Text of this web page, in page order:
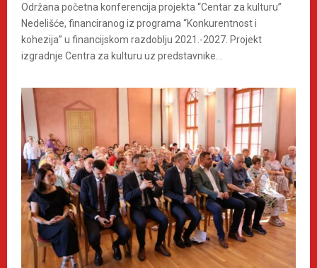
Održana početna konferencija projekta “Centar za kulturu”
Nedelišće, financiranog iz programa “Konkurentnost i
kohezija” u financijskom razdoblju 2021.-2027. Projekt
izgradnje Centra za kulturu uz predstavnike...